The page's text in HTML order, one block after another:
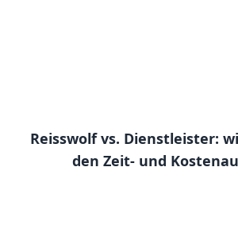
Reisswolf vs. Dienstleister:
den Zeit- und